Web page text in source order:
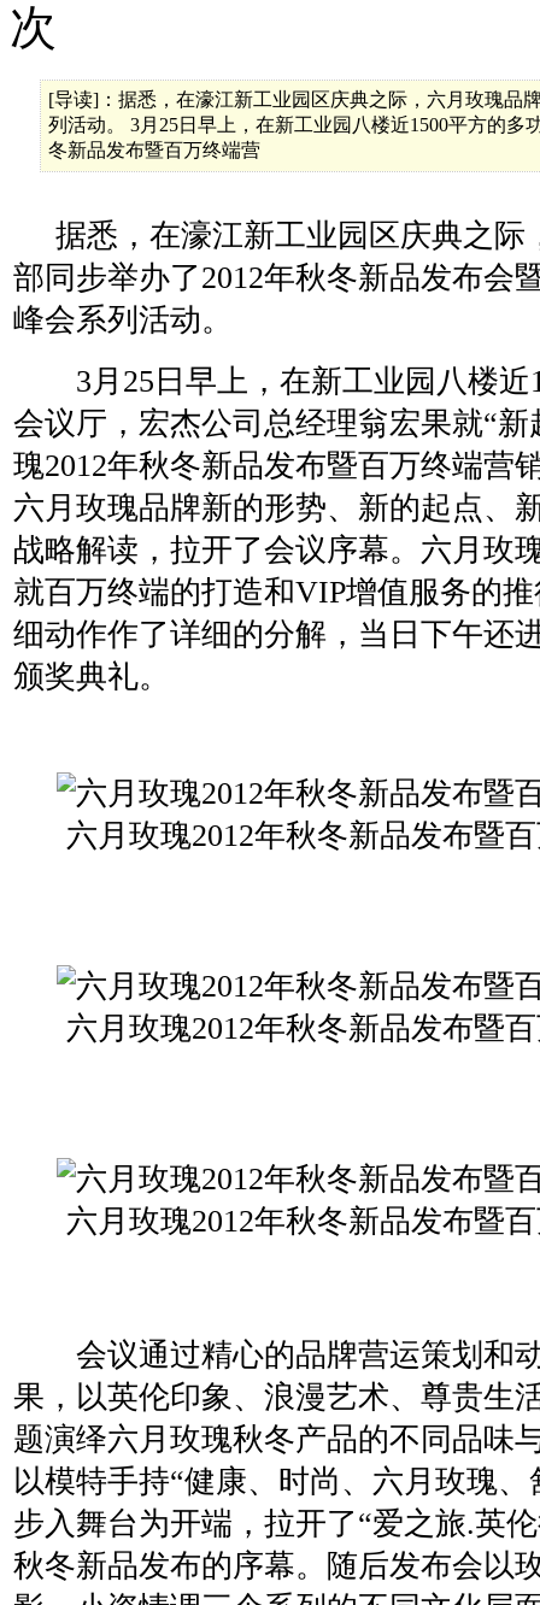
次
[导读]：据悉，在濠江新工业园区庆典之际，六月玫瑰品
列活动。 3月25日早上，在新工业园八楼近1500平方的
冬新品发布暨百万终端营
据悉，在濠江新工业园区庆典之际
部同步举办了2012年秋冬新品发布会
峰会系列活动。
3月25日早上，在新工业园八楼近
会议厅，宏杰公司总经理翁宏果就“
瑰2012年秋冬新品发布暨百万终端营
六月玫瑰品牌新的形势、新的起点、
战略解读，拉开了会议序幕。六月玫
就百万终端的打造和VIP增值服务的
细动作作了详细的分解，当日下午还
颁奖典礼。
六月玫瑰2012年秋冬新品发布暨
六月玫瑰2012年秋冬新品发布暨
六月玫瑰2012年秋冬新品发布暨
会议通过精心的品牌营运策划和
果，以英伦印象、浪漫艺术、尊贵生
题演绎六月玫瑰秋冬产品的不同品味
以模特手持“健康、时尚、六月玫瑰
步入舞台为开端，拉开了“爱之旅.英
秋冬新品发布的序幕。随后发布会以